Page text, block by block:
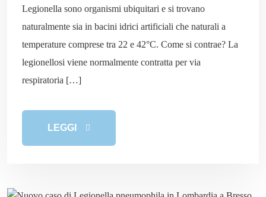
Legionella sono organismi ubiquitari e si trovano
naturalmente sia in bacini idrici artificiali che naturali a
temperature comprese tra 22 e 42°C. Come si contrae? La
legionellosi viene normalmente contratta per via
respiratoria […]
LEGGI